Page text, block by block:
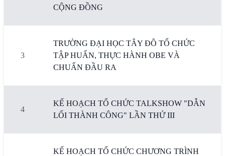
CỘNG ĐỒNG
3
TRƯỜNG ĐẠI HỌC TÂY ĐÔ TỔ CHỨC
TẬP HUẤN, THỰC HÀNH OBE VÀ
CHUẨN ĐẦU RA
4
KẾ HOẠCH TỔ CHỨC TALKSHOW "DẪN
LỐI THÀNH CÔNG" LẦN THỨ III
KẾ HOẠCH TỔ CHỨC CHƯƠNG TRÌNH